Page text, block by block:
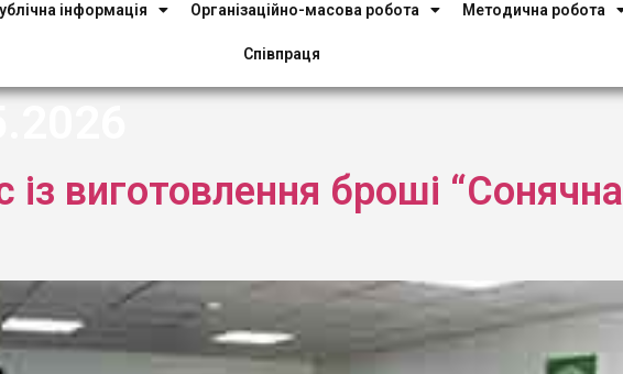
інформація Організаційно-масова робота Методична робота
Співпраця
виготовлення броші “Сонячна